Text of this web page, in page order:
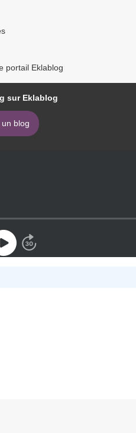
portail Eklablog
sur Eklablog
blog